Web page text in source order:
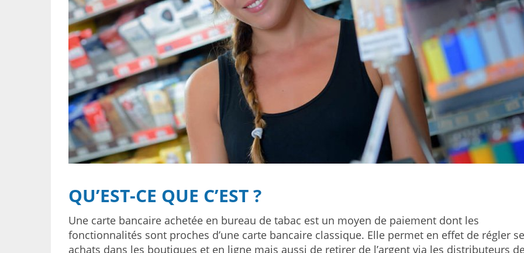
QU’EST-CE QUE C’EST ?
Une carte bancaire achetée en bureau de tabac est un moyen de paiement dont les
fonctionnalités sont proches d’une carte bancaire classique. Elle permet en effet de régler
achats dans les boutiques et en ligne mais aussi de retirer de l’argent via les distributeurs